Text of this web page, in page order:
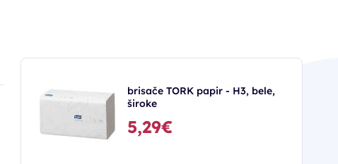
brisače TORK papir - H3, bele,
široke
5,29€